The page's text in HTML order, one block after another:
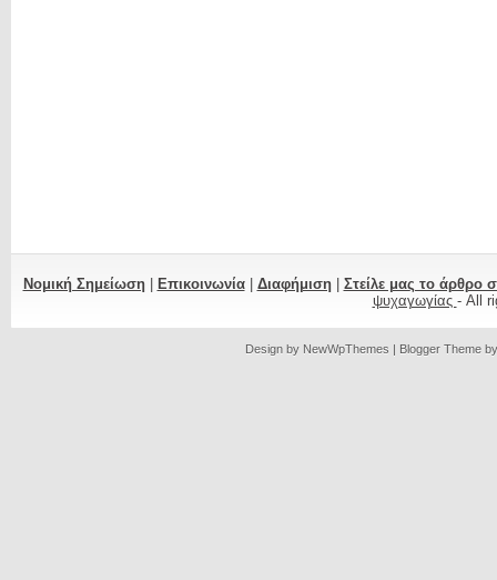
Νομική Σημείωση| Επικοινωνία| Διαφήμιση| Στείλε μας το άρθρο
ψυχαγωγίας - All
Design by NewWpThemes | Blogger Theme